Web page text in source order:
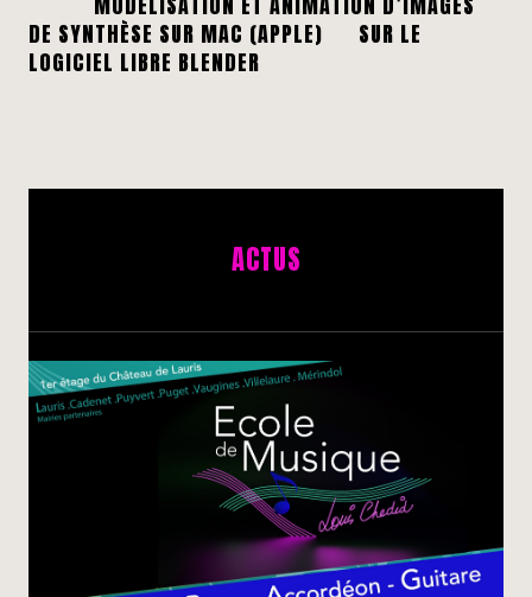
DE SYNTHÈSE SUR MAC (APPLE) SUR LE
LOGICIEL LIBRE BLENDER
ACTUS